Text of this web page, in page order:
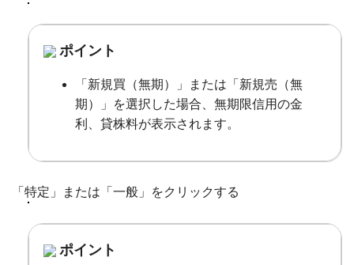
ポイント
「新規買（無期）」または「新規売（無
期）」を選択した場合、無期限信用の金
利、貸株料が表示されます。
「特定」または「一般」をクリックする
ポイント